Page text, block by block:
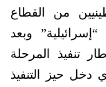
من القطاع
وبعد
تنفيذ المرحلة
دخل حيز التنفيذ